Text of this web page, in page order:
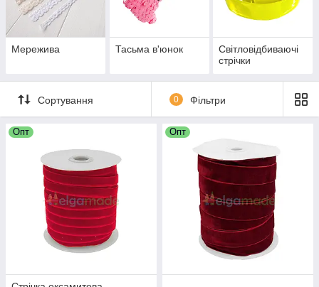
Мережива Тасьма в'юнок
Світловідбиваючі
стрічки
Сортування 0 Фільтри
Опт Опт